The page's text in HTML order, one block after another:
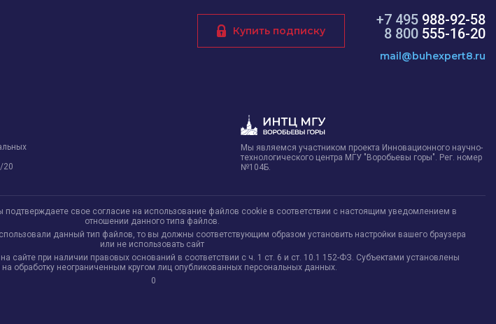
+7 495 988-92-58
8 800 555-16-20
mail@buhexpert8.ru
Купить подписку
20
Мы являемся участником проекта Инновационного научно-
технологического центра МГУ "Воробьевы горы". Рег. номер
№104Б.
подтверждаете свое согласие на использование файлов cookie в соответствии с настоящим уведомлением в
отношении данного типа файлов.
данный тип файлов, то вы должны соответствующим образом установить настройки вашего браузера
или не использовать сайт
сайте при наличии правовых оснований в соответствии с ч. 1 ст. 6 и ст. 10.1 152-ФЗ. Субъектами установлены
на обработку неограниченным кругом лиц опубликованных персональных данных.
0